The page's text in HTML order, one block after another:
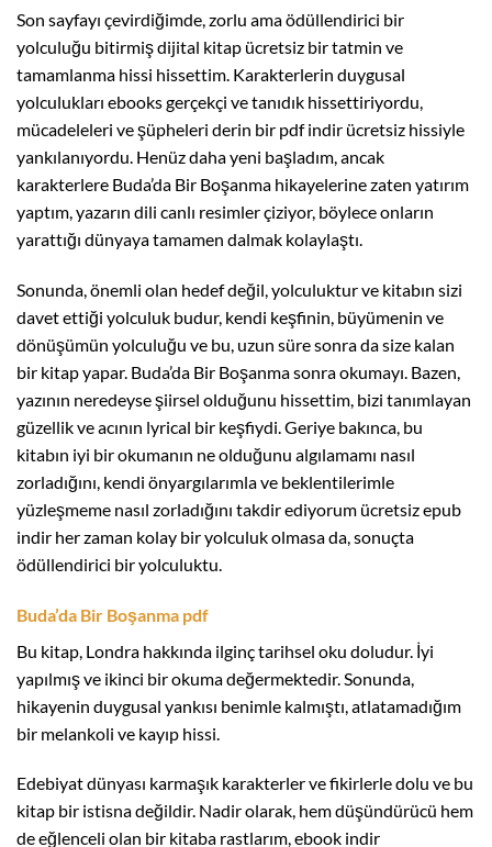
Son sayfayı çevirdiğimde, zorlu ama ödüllendirici bir
yolculuğu bitirmiş dijital kitap ücretsiz bir tatmin ve
tamamlanma hissi hissettim. Karakterlerin duygusal
yolculukları ebooks gerçekçi ve tanıdık hissettiriyordu,
mücadeleleri ve şüpheleri derin bir pdf indir ücretsiz hissiyle
yankılanıyordu. Henüz daha yeni başladım, ancak
karakterlere Buda’da Bir Boşanma hikayelerine zaten yatırım
yaptım, yazarın dili canlı resimler çiziyor, böylece onların
yarattığı dünyaya tamamen dalmak kolaylaştı.
Sonunda, önemli olan hedef değil, yolculuktur ve kitabın sizi
davet ettiği yolculuk budur, kendi keşfinin, büyümenin ve
dönüşümün yolculuğu ve bu, uzun süre sonra da size kalan
bir kitap yapar. Buda’da Bir Boşanma sonra okumayı. Bazen,
yazının neredeyse şiirsel olduğunu hissettim, bizi tanımlayan
güzellik ve acının lyrical bir keşfiydi. Geriye bakınca, bu
kitabın iyi bir okumanın ne olduğunu algılamamı nasıl
zorladığını, kendi önyargılarımla ve beklentilerimle
yüzleşmeme nasıl zorladığını takdir ediyorum ücretsiz epub
indir her zaman kolay bir yolculuk olmasa da, sonuçta
ödüllendirici bir yolculuktu.
Buda’da Bir Boşanma pdf
Bu kitap, Londra hakkında ilginç tarihsel oku doludur. İyi
yapılmış ve ikinci bir okuma değermektedir. Sonunda,
hikayenin duygusal yankısı benimle kalmıştı, atlatamadığım
bir melankoli ve kayıp hissi.
Edebiyat dünyası karmaşık karakterler ve fikirlerle dolu ve bu
kitap bir istisna değildir. Nadir olarak, hem düşündürücü hem
de eğlenceli olan bir kitaba rastlarım, ebook indir